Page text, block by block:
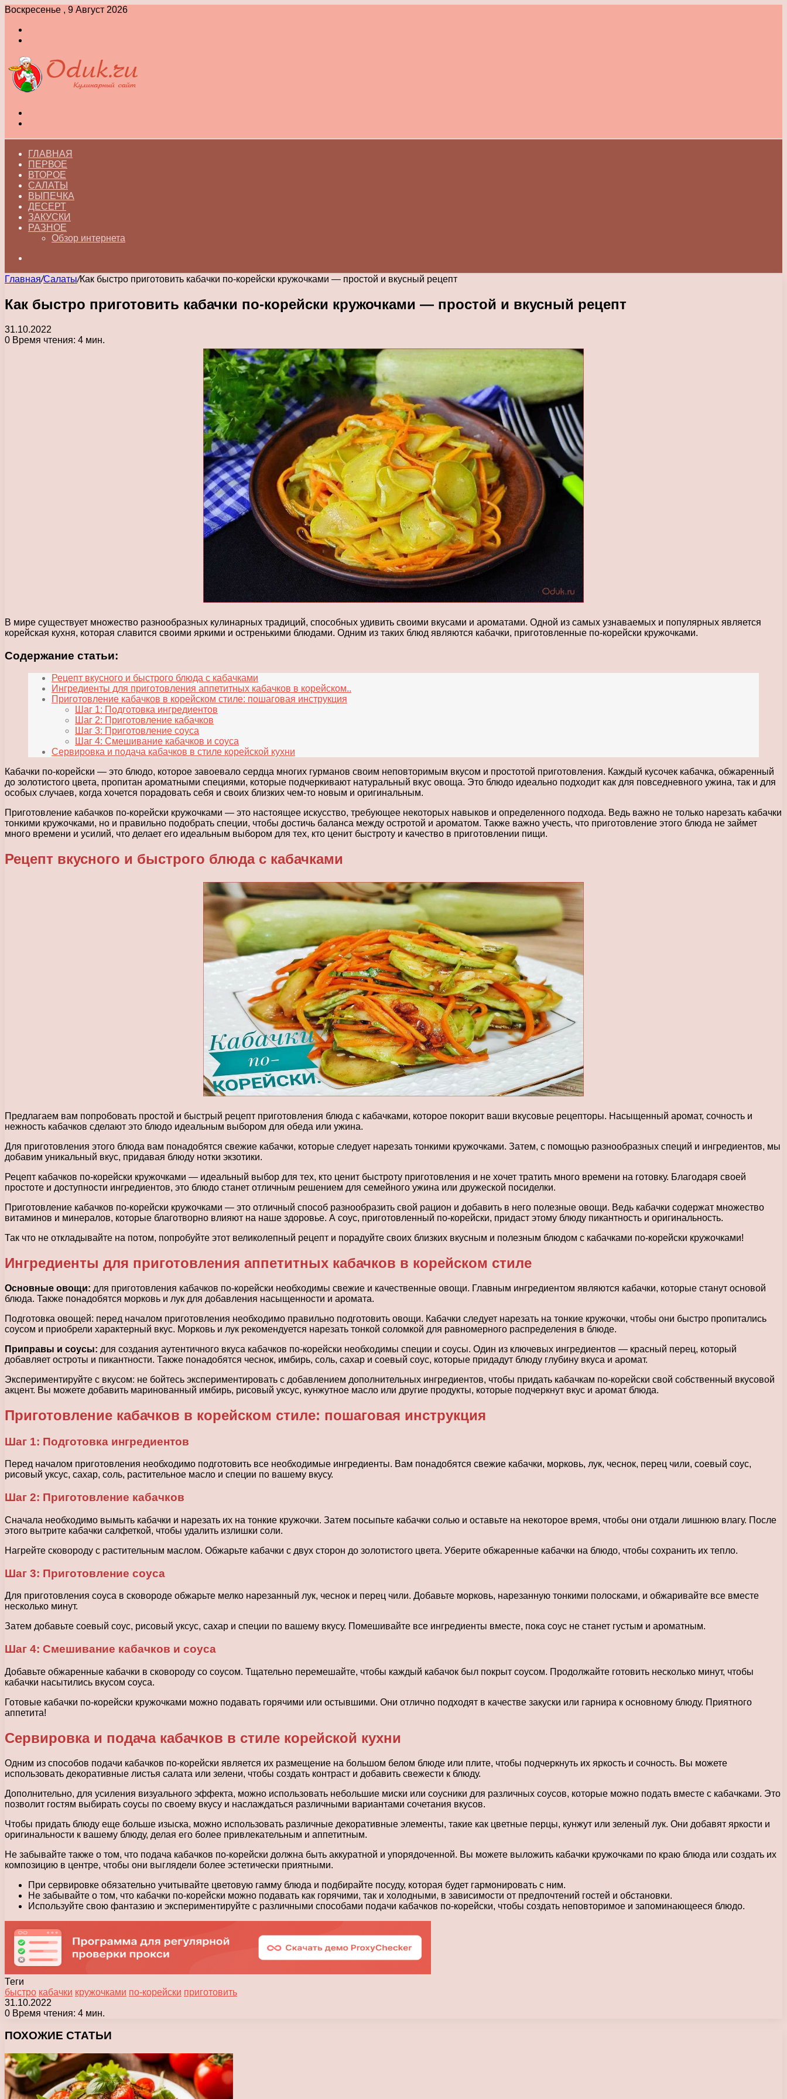
Воскресенье , 9 Август 2026
ГЛАВНАЯ
ПЕРВОЕ
ВТОРОЕ
САЛАТЫ
ВЫПЕЧКА
ДЕСЕРТ
ЗАКУСКИ
РАЗНОЕ
Обзор интернета
Главная/Салаты/Как быстро приготовить кабачки по-корейски кружочками — простой и вкусный рецепт
Как быстро приготовить кабачки по-корейски кружочками — простой и вкусный рецепт
31.10.2022
0 Время чтения: 4 мин.
В мире существует множество разнообразных кулинарных традиций, способных удивить своими вкусами и ароматами. Одной из самых узнаваемых и популярных является
корейская кухня, которая славится своими яркими и остренькими блюдами. Одним из таких блюд являются кабачки, приготовленные по-корейски кружочками.
Содержание статьи:
Рецепт вкусного и быстрого блюда с кабачками
Ингредиенты для приготовления аппетитных кабачков в корейском..
Приготовление кабачков в корейском стиле: пошаговая инструкция
Шаг 1: Подготовка ингредиентов
Шаг 2: Приготовление кабачков
Шаг 3: Приготовление соуса
Шаг 4: Смешивание кабачков и соуса
Сервировка и подача кабачков в стиле корейской кухни
Кабачки по-корейски — это блюдо, которое завоевало сердца многих гурманов своим неповторимым вкусом и простотой приготовления. Каждый кусочек кабачка, обжаренный
до золотистого цвета, пропитан ароматными специями, которые подчеркивают натуральный вкус овоща. Это блюдо идеально подходит как для повседневного ужина, так и для
особых случаев, когда хочется порадовать себя и своих близких чем-то новым и оригинальным.
Приготовление кабачков по-корейски кружочками — это настоящее искусство, требующее некоторых навыков и определенного подхода. Ведь важно не только нарезать кабачки
тонкими кружочками, но и правильно подобрать специи, чтобы достичь баланса между остротой и ароматом. Также важно учесть, что приготовление этого блюда не займет
много времени и усилий, что делает его идеальным выбором для тех, кто ценит быстроту и качество в приготовлении пищи.
Рецепт вкусного и быстрого блюда с кабачками
Предлагаем вам попробовать простой и быстрый рецепт приготовления блюда с кабачками, которое покорит ваши вкусовые рецепторы. Насыщенный аромат, сочность и
нежность кабачков сделают это блюдо идеальным выбором для обеда или ужина.
Для приготовления этого блюда вам понадобятся свежие кабачки, которые следует нарезать тонкими кружочками. Затем, с помощью разнообразных специй и ингредиентов, мы
добавим уникальный вкус, придавая блюду нотки экзотики.
Рецепт кабачков по-корейски кружочками — идеальный выбор для тех, кто ценит быстроту приготовления и не хочет тратить много времени на готовку. Благодаря своей
простоте и доступности ингредиентов, это блюдо станет отличным решением для семейного ужина или дружеской посиделки.
Приготовление кабачков по-корейски кружочками — это отличный способ разнообразить свой рацион и добавить в него полезные овощи. Ведь кабачки содержат множество
витаминов и минералов, которые благотворно влияют на наше здоровье. А соус, приготовленный по-корейски, придаст этому блюду пикантность и оригинальность.
Так что не откладывайте на потом, попробуйте этот великолепный рецепт и порадуйте своих близких вкусным и полезным блюдом с кабачками по-корейски кружочками!
Ингредиенты для приготовления аппетитных кабачков в корейском стиле
Основные овощи: для приготовления кабачков по-корейски необходимы свежие и качественные овощи. Главным ингредиентом являются кабачки, которые станут основой
блюда. Также понадобятся морковь и лук для добавления насыщенности и аромата.
Подготовка овощей: перед началом приготовления необходимо правильно подготовить овощи. Кабачки следует нарезать на тонкие кружочки, чтобы они быстро пропитались
соусом и приобрели характерный вкус. Морковь и лук рекомендуется нарезать тонкой соломкой для равномерного распределения в блюде.
Приправы и соусы: для создания аутентичного вкуса кабачков по-корейски необходимы специи и соусы. Один из ключевых ингредиентов — красный перец, который
добавляет остроты и пикантности. Также понадобятся чеснок, имбирь, соль, сахар и соевый соус, которые придадут блюду глубину вкуса и аромат.
Экспериментируйте с вкусом: не бойтесь экспериментировать с добавлением дополнительных ингредиентов, чтобы придать кабачкам по-корейски свой собственный вкусовой
акцент. Вы можете добавить маринованный имбирь, рисовый уксус, кунжутное масло или другие продукты, которые подчеркнут вкус и аромат блюда.
Приготовление кабачков в корейском стиле: пошаговая инструкция
Шаг 1: Подготовка ингредиентов
Перед началом приготовления необходимо подготовить все необходимые ингредиенты. Вам понадобятся свежие кабачки, морковь, лук, чеснок, перец чили, соевый соус,
рисовый уксус, сахар, соль, растительное масло и специи по вашему вкусу.
Шаг 2: Приготовление кабачков
Сначала необходимо вымыть кабачки и нарезать их на тонкие кружочки. Затем посыпьте кабачки солью и оставьте на некоторое время, чтобы они отдали лишнюю влагу. После
этого вытрите кабачки салфеткой, чтобы удалить излишки соли.
Нагрейте сковороду с растительным маслом. Обжарьте кабачки с двух сторон до золотистого цвета. Уберите обжаренные кабачки на блюдо, чтобы сохранить их тепло.
Шаг 3: Приготовление соуса
Для приготовления соуса в сковороде обжарьте мелко нарезанный лук, чеснок и перец чили. Добавьте морковь, нарезанную тонкими полосками, и обжаривайте все вместе
несколько минут.
Затем добавьте соевый соус, рисовый уксус, сахар и специи по вашему вкусу. Помешивайте все ингредиенты вместе, пока соус не станет густым и ароматным.
Шаг 4: Смешивание кабачков и соуса
Добавьте обжаренные кабачки в сковороду со соусом. Тщательно перемешайте, чтобы каждый кабачок был покрыт соусом. Продолжайте готовить несколько минут, чтобы
кабачки насытились вкусом соуса.
Готовые кабачки по-корейски кружочками можно подавать горячими или остывшими. Они отлично подходят в качестве закуски или гарнира к основному блюду. Приятного
аппетита!
Сервировка и подача кабачков в стиле корейской кухни
Одним из способов подачи кабачков по-корейски является их размещение на большом белом блюде или плите, чтобы подчеркнуть их яркость и сочность. Вы можете
использовать декоративные листья салата или зелени, чтобы создать контраст и добавить свежести к блюду.
Дополнительно, для усиления визуального эффекта, можно использовать небольшие миски или соусники для различных соусов, которые можно подать вместе с кабачками. Это
позволит гостям выбирать соусы по своему вкусу и наслаждаться различными вариантами сочетания вкусов.
Чтобы придать блюду еще больше изыска, можно использовать различные декоративные элементы, такие как цветные перцы, кунжут или зеленый лук. Они добавят яркости и
оригинальности к вашему блюду, делая его более привлекательным и аппетитным.
Не забывайте также о том, что подача кабачков по-корейски должна быть аккуратной и упорядоченной. Вы можете выложить кабачки кружочками по краю блюда или создать их
композицию в центре, чтобы они выглядели более эстетически приятными.
При сервировке обязательно учитывайте цветовую гамму блюда и подбирайте посуду, которая будет гармонировать с ним.
Не забывайте о том, что кабачки по-корейски можно подавать как горячими, так и холодными, в зависимости от предпочтений гостей и обстановки.
Используйте свою фантазию и экспериментируйте с различными способами подачи кабачков по-корейски, чтобы создать неповторимое и запоминающееся блюдо.
Теги
быстро кабачки кружочками по-корейски приготовить
31.10.2022
0 Время чтения: 4 мин.
ПОХОЖИЕ СТАТЬИ